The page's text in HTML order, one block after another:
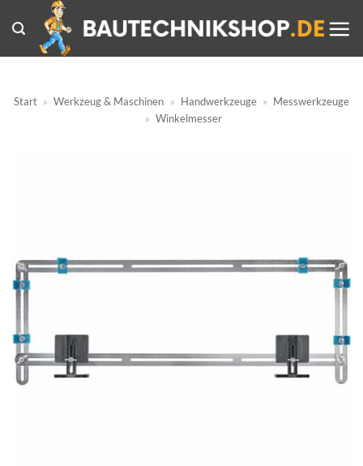
Inhalt
springen
Start » Werkzeug & Maschinen » Handwerkzeuge » Messwerkzeuge
» Winkelmesser